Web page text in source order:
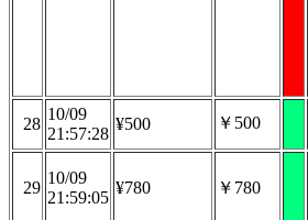
28
10/09
21:57:28
¥500 ￥500
29
10/09
21:59:05
¥780 ￥780